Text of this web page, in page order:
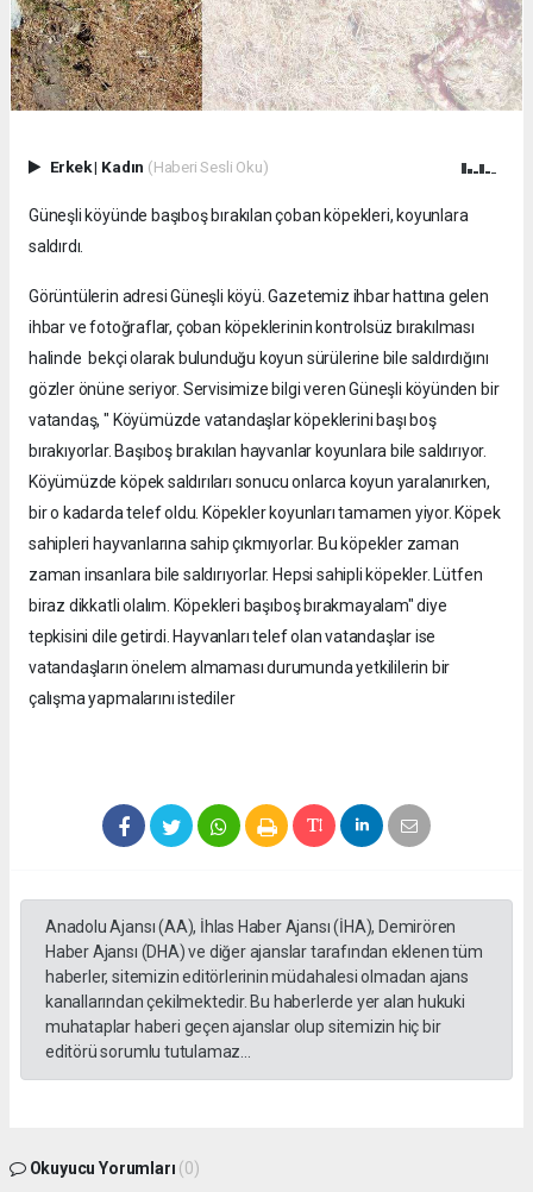
Erkek| Kadın (Haberi Sesli Oku)
Güneşli köyünde başıboş bırakılan çoban köpekleri, koyunlara
saldırdı.
Görüntülerin adresi Güneşli köyü. Gazetemiz ihbar hattına gelen
ihbar ve fotoğraflar, çoban köpeklerinin kontrolsüz bırakılması
halinde bekçi olarak bulunduğu koyun sürülerine bile saldırdığını
gözler önüne seriyor. Servisimize bilgi veren Güneşli köyünden bir
vatandaş, " Köyümüzde vatandaşlar köpeklerini başı boş
bırakıyorlar. Başıboş bırakılan hayvanlar koyunlara bile saldırıyor.
Köyümüzde köpek saldırıları sonucu onlarca koyun yaralanırken,
bir o kadarda telef oldu. Köpekler koyunları tamamen yiyor. Köpek
sahipleri hayvanlarına sahip çıkmıyorlar. Bu köpekler zaman
zaman insanlara bile saldırıyorlar. Hepsi sahipli köpekler. Lütfen
biraz dikkatli olalım. Köpekleri başıboş bırakmayalam" diye
tepkisini dile getirdi. Hayvanları telef olan vatandaşlar ise
vatandaşların önelem almaması durumunda yetkililerin bir
çalışma yapmalarını istediler
Anadolu Ajansı (AA), İhlas Haber Ajansı (İHA), Demirören
Haber Ajansı (DHA) ve diğer ajanslar tarafından eklenen tüm
haberler, sitemizin editörlerinin müdahalesi olmadan ajans
kanallarından çekilmektedir. Bu haberlerde yer alan hukuki
muhataplar haberi geçen ajanslar olup sitemizin hiç bir
editörü sorumlu tutulamaz...
Okuyucu Yorumları (0)